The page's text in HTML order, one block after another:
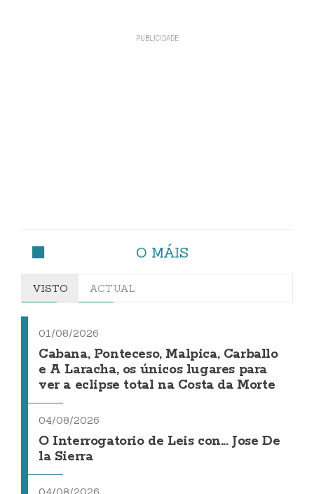
O MÁIS
VISTO ACTUAL
01/08/2026
Cabana, Ponteceso, Malpica, Carballo
e A Laracha, os únicos lugares para
ver a eclipse total na Costa da Morte
04/08/2026
O Interrogatorio de Leis con... Jose De
la Sierra